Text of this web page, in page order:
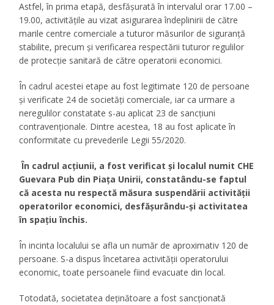
Astfel, în prima etapă, desfășurată în intervalul orar 17.00 –
19.00, activitățile au vizat asigurarea îndeplinirii de către
marile centre comerciale a tuturor măsurilor de siguranță
stabilite, precum și verificarea respectării tuturor regulilor
de protecție sanitară de către operatorii economici.
În cadrul acestei etape au fost legitimate 120 de persoane
și verificate 24 de societăți comerciale, iar ca urmare a
neregulilor constatate s-au aplicat 23 de sancțiuni
contravenționale. Dintre acestea, 18 au fost aplicate în
conformitate cu prevederile Legii 55/2020.
În cadrul acțiunii, a fost verificat și localul numit CHE
Guevara Pub din Piața Unirii, constatându-se faptul
că acesta nu respectă măsura suspendării activității
operatorilor economici, desfășurându-și activitatea
în spațiu închis.
În incinta localului se afla un număr de aproximativ 120 de
persoane. S-a dispus încetarea activității operatorului
economic, toate persoanele fiind evacuate din local.
Totodată, societatea deținătoare a fost sancționată